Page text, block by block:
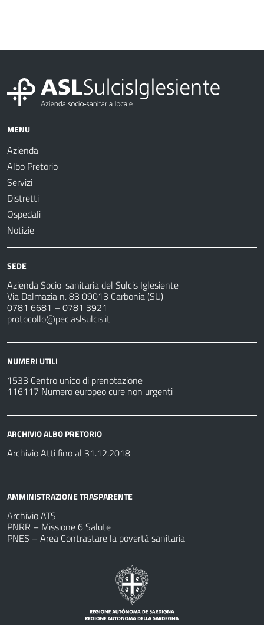
MENU
Azienda
Albo Pretorio
Servizi
Distretti
Ospedali
Notizie
SEDE
Azienda Socio-sanitaria del Sulcis Iglesiente
Via Dalmazia n. 83 09013 Carbonia (SU)
0781 6681 – 0781 3921
protocollo@pec.aslsulcis.it
NUMERI UTILI
1533 Centro unico di prenotazione
116117 Numero europeo cure non urgenti
ARCHIVIO ALBO PRETORIO
Archivio Atti fino al 31.12.2018
AMMINISTRAZIONE TRASPARENTE
Archivio ATS
PNRR – Missione 6 Salute
PNES – Area Contrastare la povertà sanitaria